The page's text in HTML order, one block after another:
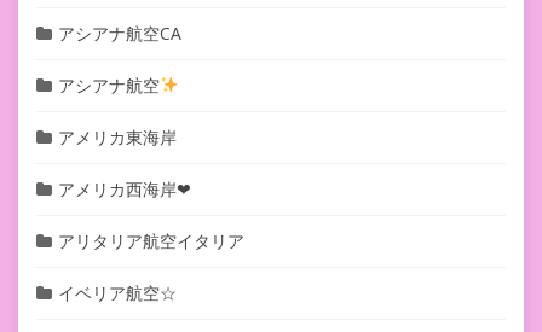
アシアナ航空CA
アシアナ航空
アメリカ東海岸
アメリカ西海岸❤︎
アリタリア航空イタリア
イベリア航空☆